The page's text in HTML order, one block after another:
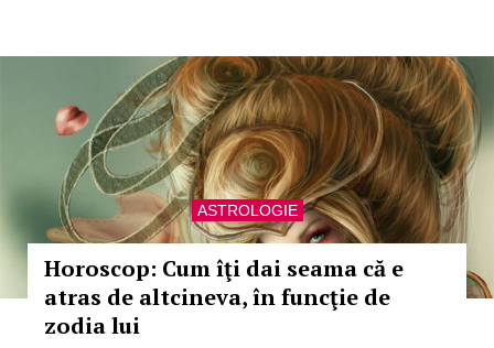
ASTROLOGIE
Horoscop: Cum îţi dai seama că e
atras de altcineva, în funcţie de
zodia lui